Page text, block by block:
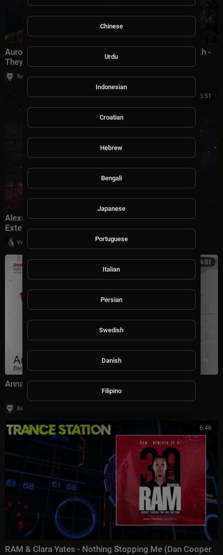
Aurosonic & Denis Karpinskiy Feat. Kate Louise Smith -
They Wait For Us (Index-1 Remix)
Хаус Рычалкин | 65 просмотры
5:51
Alexander Popov & Natalie Gioia - Dreamtime (D72
Extended Remix)
Voltron Pinterest 9 просмотры
4:51
Anna Lee feat Kate Miles - Back Again UDM Remix
Хаус Рычалкин
6:46
RAM & Clara Yates - Nothing Stopping Me (Dan Cooper
Chinese
Urdu
Indonesian
Croatian
Hebrew
Bengali
Japanese
Portuguese
Italian
Persian
Swedish
Danish
Filipino